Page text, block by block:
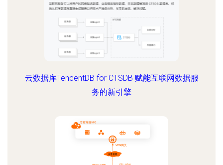
云数据库TencentDB for CTSDB 赋能互联网数据服
务的新引擎